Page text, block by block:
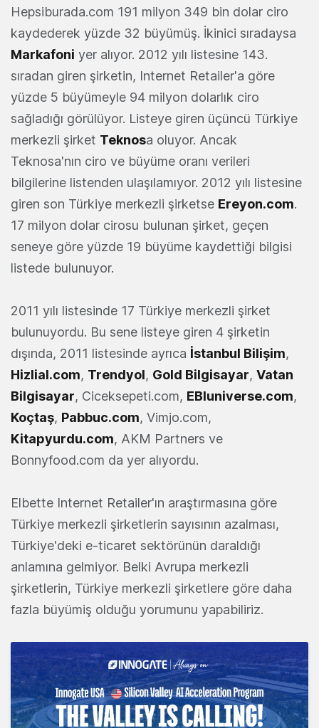
Hepsiburada.com 191 milyon 349 bin dolar ciro
kaydederek yüzde 32 büyümüş. İkinici sıradaysa
Markafoni yer alıyor. 2012 yılı listesine 143.
sıradan giren şirketin, Internet Retailer'a göre
yüzde 5 büyümeyle 94 milyon dolarlık ciro
sağladığı görülüyor. Listeye giren üçüncü Türkiye
merkezli şirket Teknosa oluyor. Ancak
Teknosa'nın ciro ve büyüme oranı verileri
bilgilerine listenden ulaşılamıyor. 2012 yılı listesine
giren son Türkiye merkezli şirketse Ereyon.com.
17 milyon dolar cirosu bulunan şirket, geçen
seneye göre yüzde 19 büyüme kaydettiği bilgisi
listede bulunuyor.
2011 yılı listesinde 17 Türkiye merkezli şirket
bulunuyordu. Bu sene listeye giren 4 şirketin
dışında, 2011 listesinde ayrıca İstanbul Bilişim,
Hizlial.com, Trendyol, Gold Bilgisayar, Vatan
Bilgisayar, Ciceksepeti.com, EBIuniverse.com,
Koçtaş, Pabbuc.com, Vimjo.com,
Kitapyurdu.com, AKM Partners ve
Bonnyfood.com da yer alıyordu.
Elbette Internet Retailer'ın araştırmasına göre
Türkiye merkezli şirketlerin sayısının azalması,
Türkiye'deki e-ticaret sektörünün daraldığı
anlamına gelmiyor. Belki Avrupa merkezli
şirketlerin, Türkiye merkezli şirketlere göre daha
fazla büyümiş olduğu yorumunu yapabiliriz.